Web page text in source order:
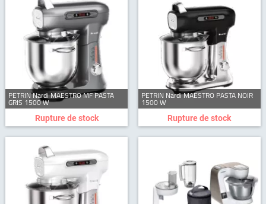
PETRIN Nardi MAESTRO MF PASTA
GRIS 1500 W
Rupture de stock
PETRIN Nardi MAESTRO PASTA NOIR
1500 W
Rupture de stock